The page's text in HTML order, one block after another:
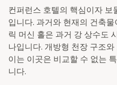
컨퍼런스 호텔의 핵심이자
입니다. 과거와 현재의 건축
릭 머신 홀은 과거 강 상수도
나입니다. 개방형 천장 구조
이는 이곳은 비교할 수 없는
니다.